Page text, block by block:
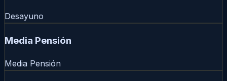
Desayuno
Media Pensión
Media Pensión